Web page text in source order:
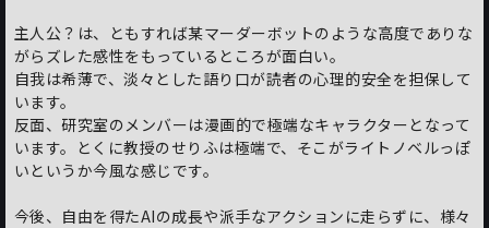
主人公？は、ともすれば某マーダーボットのような高度でありな
がらズレた感性をもっているところが面白い。
自我は希薄で、淡々とした語り口が読者の心理的安全を担保して
います。
反面、研究室のメンバーは漫画的で極端なキャラクターとなって
います。とくに教授のせりふは極端で、そこがライトノベルっぽ
いというか今風な感じです。
今後、自由を得たAIの成長や派手なアクションに走らずに、様々